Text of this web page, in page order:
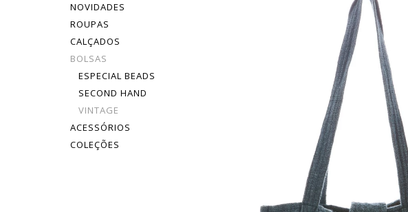
NOVIDADES
ROUPAS
CALÇADOS
BOLSAS
ESPECIAL BEADS
SECOND HAND
VINTAGE
ACESSÓRIOS
COLEÇÕES